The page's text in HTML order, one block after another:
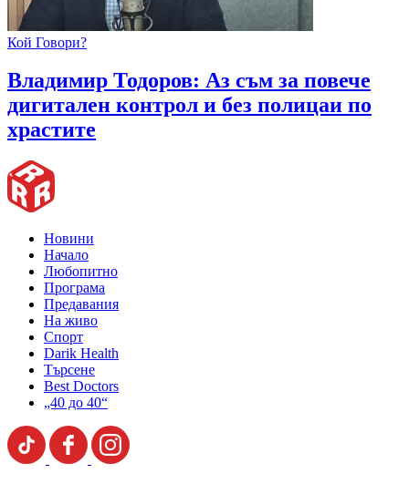
Кой Говори?
Владимир Тодоров: Аз съм за повече
дигитален контрол и без полицаи по
храстите
Новини
Начало
Любопитно
Програма
Предавания
На живо
Спорт
Darik Health
Търсене
Best Doctors
„40 до 40“